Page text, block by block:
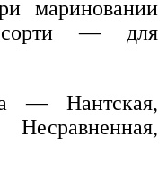
мариновании
— для
— Нантская,